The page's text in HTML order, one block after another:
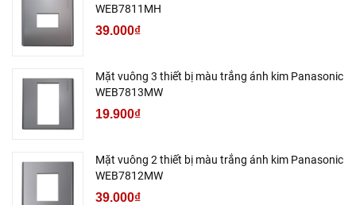
WEB7811MH
39.000₫
Mặt vuông 3 thiết bị màu trắng ánh kim Panasonic
WEB7813MW
19.900₫
Mặt vuông 2 thiết bị màu trắng ánh kim Panasonic
WEB7812MW
39.000₫